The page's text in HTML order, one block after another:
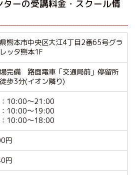
ーの受講料金・スクール情
熊本市中央区大江4丁目2番65号グラ
ッタ熊本1F
完備 路面電車「交通局前」停留所
歩3分(イオン隣り)
10:00～21:00
10:00～19:00
10:00～18:00
円
円